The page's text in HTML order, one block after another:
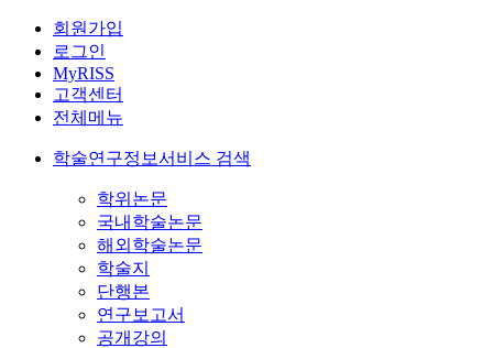
회원가입
로그인
MyRISS
고객센터
전체메뉴
학술연구정보서비스 검색
학위논문
국내학술논문
해외학술논문
학술지
단행본
연구보고서
공개강의